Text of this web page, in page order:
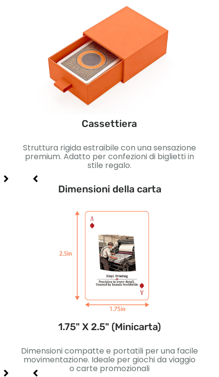
Cassettiera
Struttura rigida estraibile con una sensazione
premium. Adatto per confezioni di biglietti in
stile regalo.
Dimensioni della carta
1.75" X 2.5" (Minicarta)
Dimensioni compatte e portatili per una facile
movimentazione. Ideale per giochi da viaggio
o carte promozionali